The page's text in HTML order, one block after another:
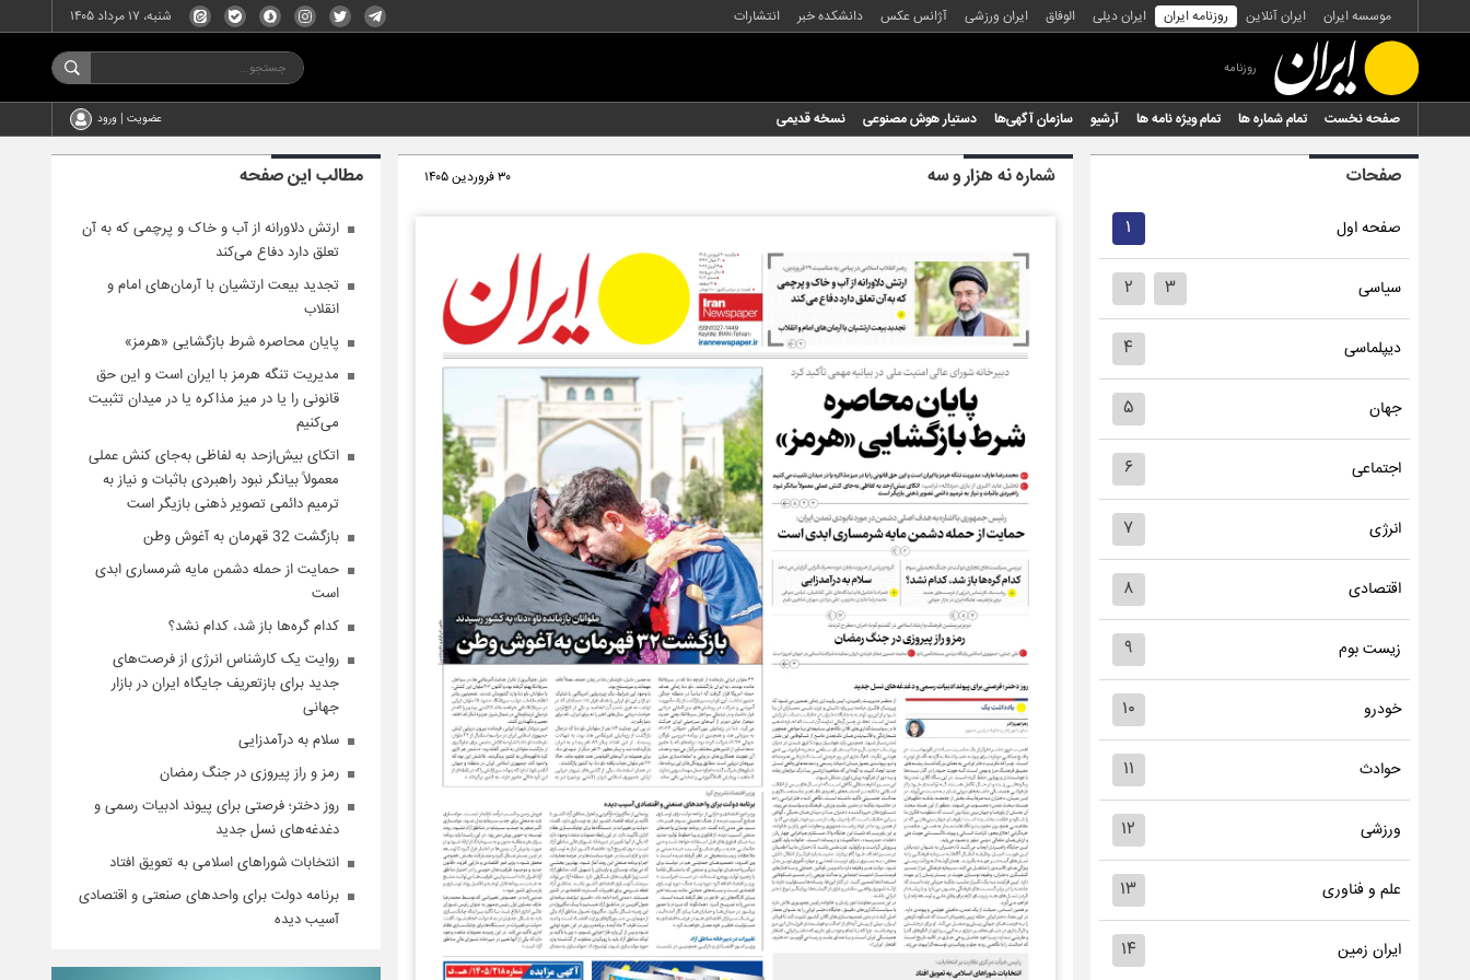
موسسه ایران ایران آنلاین روزنامه ایران ایران دیلی الوفاق ایران ورزشی آژانس عکس دانشکده خبر انتشارات شنبه، ۱۷ مرداد ۱۴۰۵
روزنامه
صفحه نخست تمام شماره ها تمام ویژه نامه ها آرشیو سازمان آگهی‌ها دستیار هوش مصنوعی نسخه قدیمی عضویت | ورود
صفحات
صفحه اول ۱
سیاسی ۲ ۳
دیپلماسی ۴
جهان ۵
اجتماعی ۶
انرژی ۷
اقتصادی ۸
زیست بوم ۹
خودرو ۱۰
حوادث ۱۱
ورزشی ۱۲
علم و فناوری ۱۳
ایران زمین ۱۴
شماره نه هزار و سه ۳۰ فروردین ۱۴۰۵ مطالب این صفحه
ارتش دلاورانه از آب و خاک و پرچمی که به آن
تعلق دارد دفاع می‌کند
تجدید بیعت ارتشیان با آرمان‌های امام و
انقلاب
پایان محاصره شرط بازگشایی «هرمز»
مدیریت تنگه هرمز با ایران است و این حق
قانونی را یا در میز مذاکره یا در میدان تثبیت
می‌کنیم
اتکای بیش‌ازحد به لفاظی به‌جای کنش عملی
معمولاً بیانگر نبود راهبردی باثبات و نیاز به
ترمیم دائمی تصویر ذهنی بازیگر است
بازگشت 32 قهرمان به آغوش وطن
حمایت از حمله دشمن مایه شرمساری ابدی
است
کدام گره‌ها باز شد، کدام نشد؟
روایت یک کارشناس انرژی از فرصت‌های
جدید برای بازتعریف جایگاه ایران در بازار
جهانی
سلام به درآمدزایی
رمز و راز پیروزی در جنگ رمضان
روز دختر؛ فرصتی برای پیوند ادبیات رسمی و
دغدغه‌های نسل جدید
انتخابات شوراهای اسلامی به تعویق افتاد
برنامه دولت برای واحد‌های صنعتی و اقتصادی
آسیب دیده